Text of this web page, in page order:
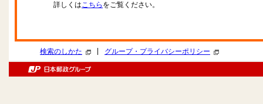
詳しくはこちら をご覧ください。
検索のしかた グループ・プライバシーポリシー